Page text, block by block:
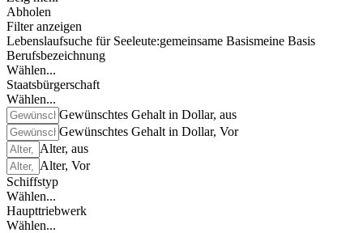
Abholen
Filter anzeigen
Lebenslaufsuche für Seeleute:gemeinsame Basismeine Basis
Berufsbezeichnung
Wählen...
Staatsbürgerschaft
Wählen...
Gewünschtes Gehalt in Dollar, aus
Gewünschtes Gehalt in Dollar, Vor
Alter, aus
Alter, Vor
Schiffstyp
Wählen...
Haupttriebwerk
Wählen...